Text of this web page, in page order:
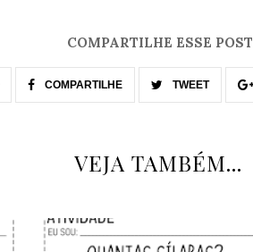
COMPARTILHE ESSE POST
COMPARTILHE TWEET
VEJA TAMBÉM...